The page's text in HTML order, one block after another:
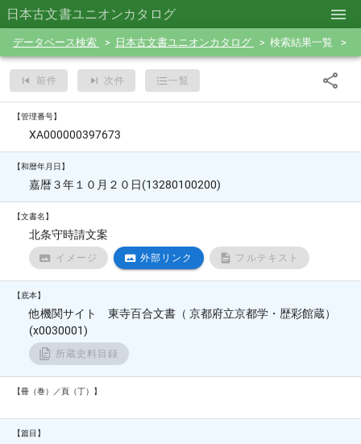
日本古文書ユニオンカタログ
データベース検索 日本古文書ユニオンカタログ 検索結果一覧
前件 次件 一覧
【管理番号】
XA000000397673
【和暦年月日】
嘉暦３年１０月２０日(13280100200)
【文書名】
北条守時請文案
イメージ 外部リンク フルテキスト
【底本】
他機関サイト 東寺百合文書（ 京都府立京都学・歴彩館蔵）
(x0030001)
所蔵史料目録
【冊（巻）／頁（丁）】
【篇目】